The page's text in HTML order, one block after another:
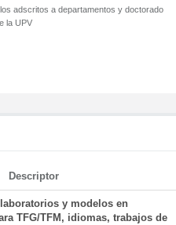
adscritos a departamentos y doctorado
la UPV
Descriptor
y modelos en
TFG/TFM, idiomas, trabajos de